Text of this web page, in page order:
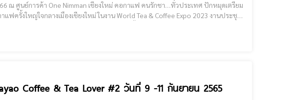
เชียงใหม่ คอกาแฟ คนรักชา…ทั่วประเทศ ปักหมุดเตรียม
ฟครั้งใหญ่ใจกลางเมืองเชียงใหม่ ในงาน World Tea & Coffee Expo 2023 งานประชุม
Coffee & Tea Lover #2 วันที่ 9 -11 กันยายน 2565